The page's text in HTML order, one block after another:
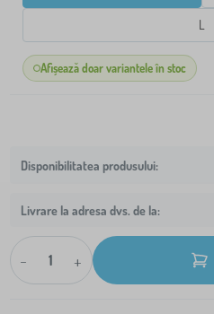
L
Afișează doar variantele în stoc
Livrare la adresa dvs. de la:
- +